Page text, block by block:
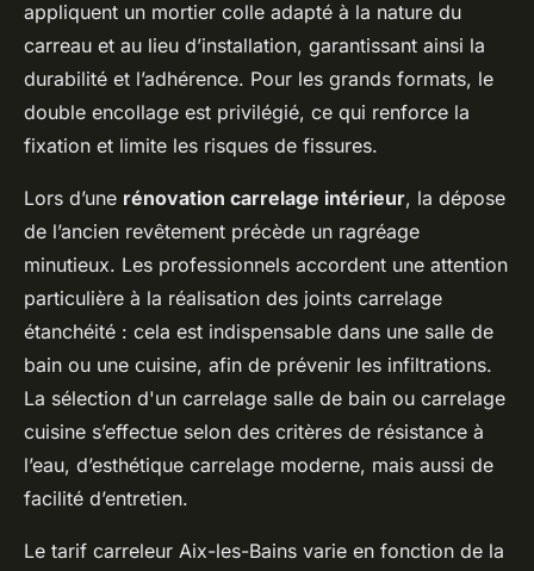
appliquent un mortier colle adapté à la nature du
carreau et au lieu d’installation, garantissant ainsi la
durabilité et l’adhérence. Pour les grands formats, le
double encollage est privilégié, ce qui renforce la
fixation et limite les risques de fissures.
Lors d’une rénovation carrelage intérieur, la dépose
de l’ancien revêtement précède un ragréage
minutieux. Les professionnels accordent une attention
particulière à la réalisation des joints carrelage
étanchéité : cela est indispensable dans une salle de
bain ou une cuisine, afin de prévenir les infiltrations.
La sélection d'un carrelage salle de bain ou carrelage
cuisine s’effectue selon des critères de résistance à
l’eau, d’esthétique carrelage moderne, mais aussi de
facilité d’entretien.
Le tarif carreleur Aix-les-Bains varie en fonction de la